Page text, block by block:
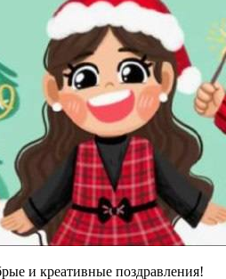
и креативные поздравления!